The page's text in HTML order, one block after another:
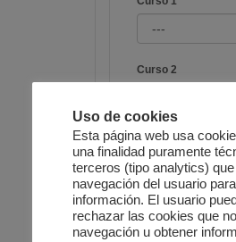
Curso 2
Curso 3
Uso de cookies
Esta página web usa
una finalidad puramente
terceros (tipo analytics)
navegación del usuario
información. El usuario
rechazar las cookies que
navegación u obtener